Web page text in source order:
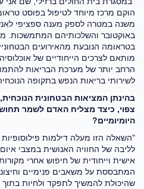
הוקם מרכז מיוחד לטיפול בפוסט
משנה במטרה לספק מענה ספציפי
באוקטובר והשלכותיהם המתמשכות.
בטראומה הנובעת מהאירועים
מותאם לצרכים הייחודיים של
הרחב יותר של מערכת הבריאות
לשירותי בריאות הנפש בתקופה
בהינתן המציאות הבטחונית
צפוי, כיצד מצליח האדם לשמר
היומיומיים?
"השאלה הזו מעלה דילמות פילוסופיות
לליבה של החוויה האנושית במצבי
אישית וייחודית של חיפוש אחרי
המתבססת על משאבים פנימיים
שהיכולת להמשיך לתפקד ולחיות